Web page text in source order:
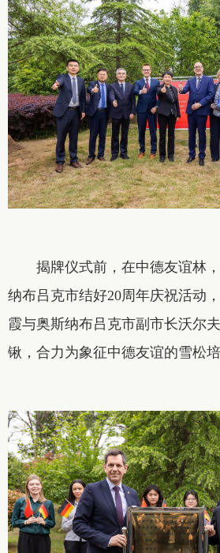
揭牌仪式前，在中德友谊林
纳布吕克市结好20周年庆祝活动
霞与奥斯纳布吕克市副市长沃尔
锹，合力为象征中德友谊的雪松培